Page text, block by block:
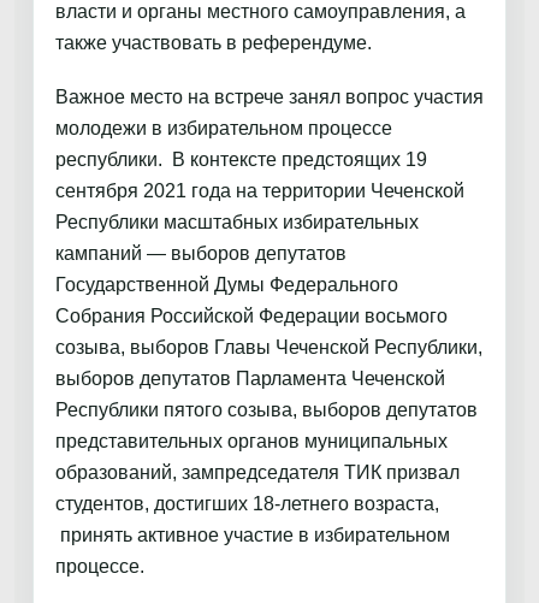
власти и органы местного самоуправления, а
также участвовать в референдуме.
Важное место на встрече занял вопрос участия
молодежи в избирательном процессе
республики. В контексте предстоящих 19
сентября 2021 года на территории Чеченской
Республики масштабных избирательных
кампаний — выборов депутатов
Государственной Думы Федерального
Собрания Российской Федерации восьмого
созыва, выборов Главы Чеченской Республики,
выборов депутатов Парламента Чеченской
Республики пятого созыва, выборов депутатов
представительных органов муниципальных
образований, зампредседателя ТИК призвал
студентов, достигших 18-летнего возраста,
принять активное участие в избирательном
процессе.